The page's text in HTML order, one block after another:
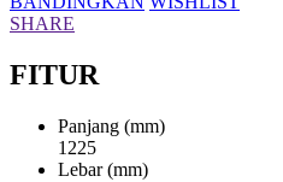
SHARE
FITUR
Panjang (mm)
1225
Lebar (mm)